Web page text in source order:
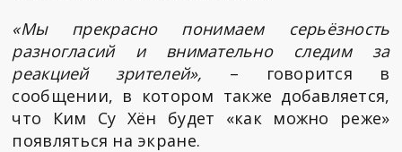
«Мы прекрасно понимаем серьёзность
разногласий и внимательно следим за
реакцией зрителей», – говорится в
сообщении, в котором также добавляется,
что Ким Су Хён будет «как можно реже»
появляться на экране.